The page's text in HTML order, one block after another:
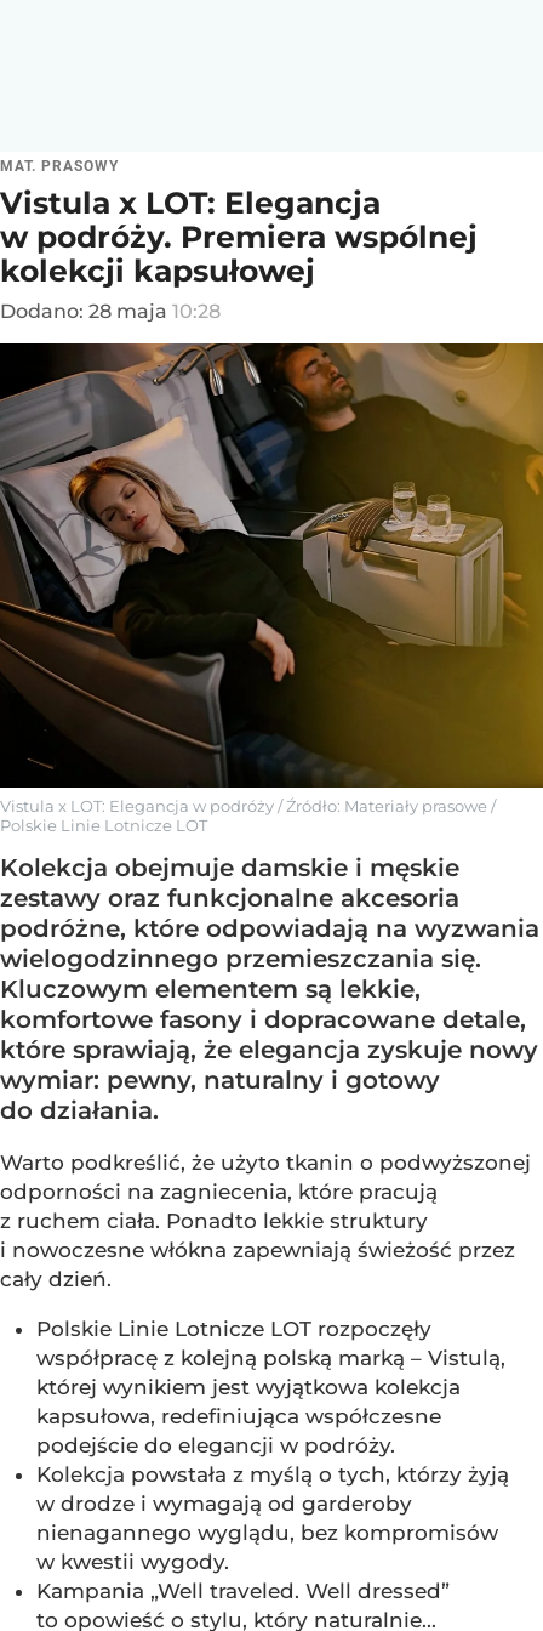
MAT. PRASOWY
Vistula x LOT: Elegancja
w podróży. Premiera wspólnej
kolekcji kapsułowej
Dodano: 28 maja 10:28
Vistula x LOT: Elegancja w podróży/ Źródło: Materiały prasowe /
Polskie Linie Lotnicze LOT
Kolekcja obejmuje damskie i męskie
zestawy oraz funkcjonalne akcesoria
podróżne, które odpowiadają na wyzwania
wielogodzinnego przemieszczania się.
Kluczowym elementem są lekkie,
komfortowe fasony i dopracowane detale,
które sprawiają, że elegancja zyskuje nowy
wymiar: pewny, naturalny i gotowy
do działania.
Warto podkreślić, że użyto tkanin o podwyższonej
odporności na zagniecenia, które pracują
z ruchem ciała. Ponadto lekkie struktury
i nowoczesne włókna zapewniają świeżość przez
cały dzień.
Polskie Linie Lotnicze LOT rozpoczęły
współpracę z kolejną polską marką – Vistulą,
której wynikiem jest wyjątkowa kolekcja
kapsułowa, redefiniująca współczesne
podejście do elegancji w podróży.
Kolekcja powstała z myślą o tych, którzy żyją
w drodze i wymagają od garderoby
nienagannego wyglądu, bez kompromisów
w kwestii wygody.
Kampania „Well traveled. Well dressed”
to opowieść o stylu, który naturalnie...